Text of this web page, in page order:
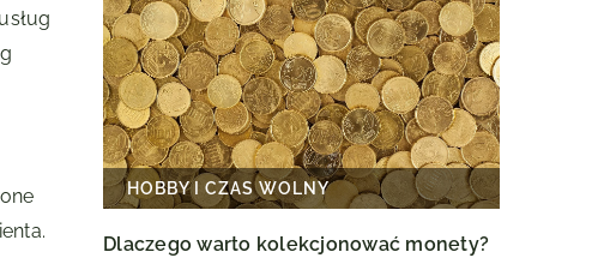
HOBBY I CZAS WOLNY
Dlaczego warto kolekcjonować monety?